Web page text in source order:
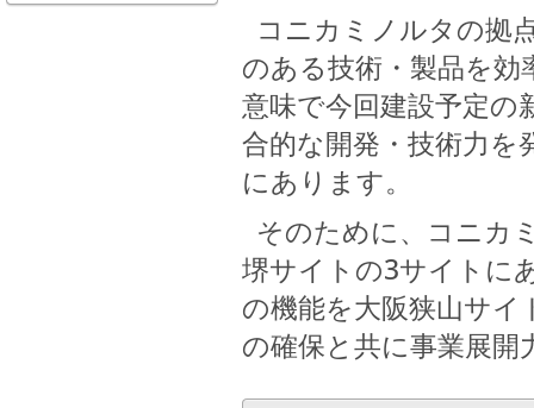
コニカミノルタの拠
のある技術・製品を
意味で今回建設予定の
合的な開発・技術力
にあります。
そのために、コニカ
堺サイトの3サイトに
の機能を大阪狭山サ
の確保と共に事業展